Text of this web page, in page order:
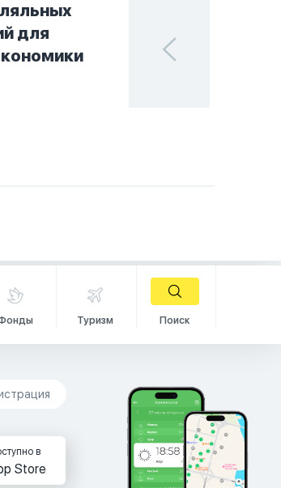
для
поисках
в мире
Туризм Поиск
в
Store